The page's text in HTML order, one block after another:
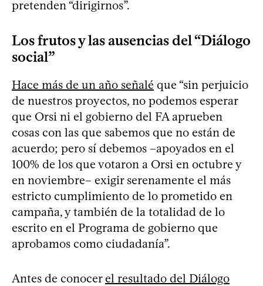
pretenden “dirigirnos”.
Los frutos y las ausencias del “Diálogo
social”
Hace más de un año señalé que “sin perjuicio
de nuestros proyectos, no podemos esperar
que Orsi ni el gobierno del FA aprueben
cosas con las que sabemos que no están de
acuerdo; pero sí debemos –apoyados en el
100% de los que votaron a Orsi en octubre y
en noviembre– exigir serenamente el más
estricto cumplimiento de lo prometido en
campaña, y también de la totalidad de lo
escrito en el Programa de gobierno que
aprobamos como ciudadanía”.
Antes de conocerel resultado del Diálogo